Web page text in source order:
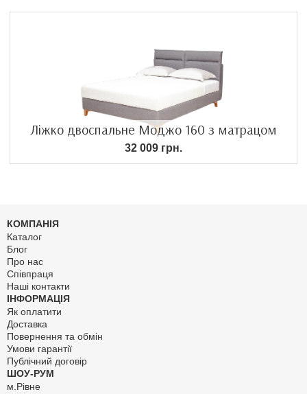
Ліжко двоспальне Моджо 160 з матрацом
32 009 грн.
КОМПАНІЯ
Каталог
Блог
Про нас
Співпраця
Наші контакти
ІНФОРМАЦІЯ
Як оплатити
Доставка
Повернення та обмін
Умови гарантії
Публічний договір
ШОУ-РУМ
м.Рівне